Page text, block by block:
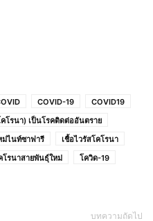
COVID-19
COVID19
โรนา) เป็นโรคติดต่ออันตราย
ม่ไนท์ซาฟารี
เชื้อไวรัสโคโรนา
โรนาสายพันธุ์ใหม่
โควิด-19
บทความถัดไป